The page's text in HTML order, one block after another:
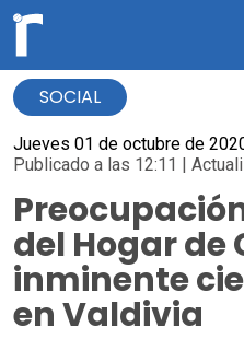
SOCIAL
Jueves 01 de octubre de
Publicado a las 12:11 |
del Hogar de
inminente
en Valdivia